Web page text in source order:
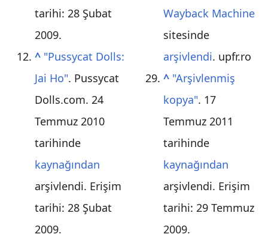
tarihi: 28 Şubat
2009.
^ "Pussycat Dolls:
Jai Ho". Pussycat
Dolls.com. 24
Temmuz 2010
tarihinde
kaynağından
arşivlendi. Erişim
tarihi: 28 Şubat
2009.
Wayback Machine
sitesinde
arşivlendi. upfr.ro
^ "Arşivlenmiş
kopya". 17
Temmuz 2011
tarihinde
kaynağından
arşivlendi. Erişim
tarihi: 29 Temmuz
2009.